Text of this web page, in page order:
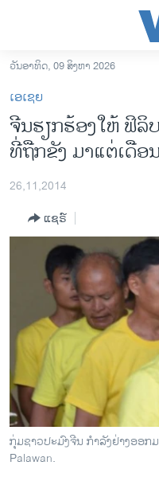
ເຂົ້າ
ຫາ
ຂ້າມ
ຂ້າມ
ຂ້າມ
ຫາ
ລາວ
ອາເມຣິກາ
ຂ່າວ​ຈີນ
ໂລກ
ເອເຊຍ
ອິດສະຫຼະພາບດ້ານການຂ່າວ
ຊີວິດຊາວລາວ
ຊຸມຊົນຊາວລາວ
ວິທະຍາສາດ-ເທັກໂນໂລຈີ
ທຸລະກິດ
ພາສາອັງກິດ
ວີດີໂອ
ວັນອາທິດ, 09 ສິງຫາ 2026
ເອເຊຍ
ຈີນຮຽກຮ້ອງໃຫ້ ຟິລິ
ທີ່ຖືກຂັງ ມາແຕ່ເດືອ
26,11,2014
ແຊຣ໌
ກຸ່ມຊາວປະມົງຈີນ ກຳລັງຢ່າງອອກ
Palawan.